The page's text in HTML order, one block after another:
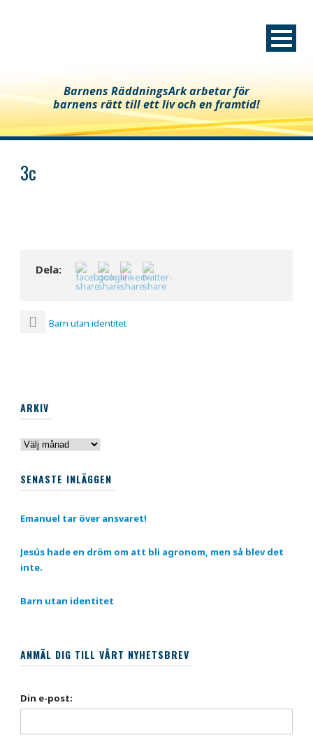
Barnens RäddningsArk arbetar för
barnens rätt till ett liv och en framtid!
3c
Dela:
Barn utan identitet
ARKIV
Arkiv
SENASTE INLÄGGEN
Emanuel tar över ansvaret!
Jesús hade en dröm om att bli agronom, men så blev det
inte.
Barn utan identitet
ANMÄL DIG TILL VÅRT NYHETSBREV
Din e-post: